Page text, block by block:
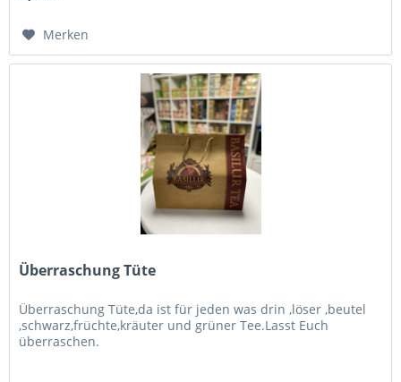
Merken
Überraschung Tüte
Überraschung Tüte,da ist für jeden was drin ,löser ,beutel
,schwarz,früchte,kräuter und grüner Tee.Lasst Euch
überraschen.